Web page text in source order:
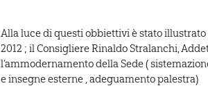
Alla luce di questi obbiettivi è stato illustrato
2012 ; il Consigliere Rinaldo Stralanchi,
l’ammodernamento della Sede (
e insegne esterne , adeguamento palestra)